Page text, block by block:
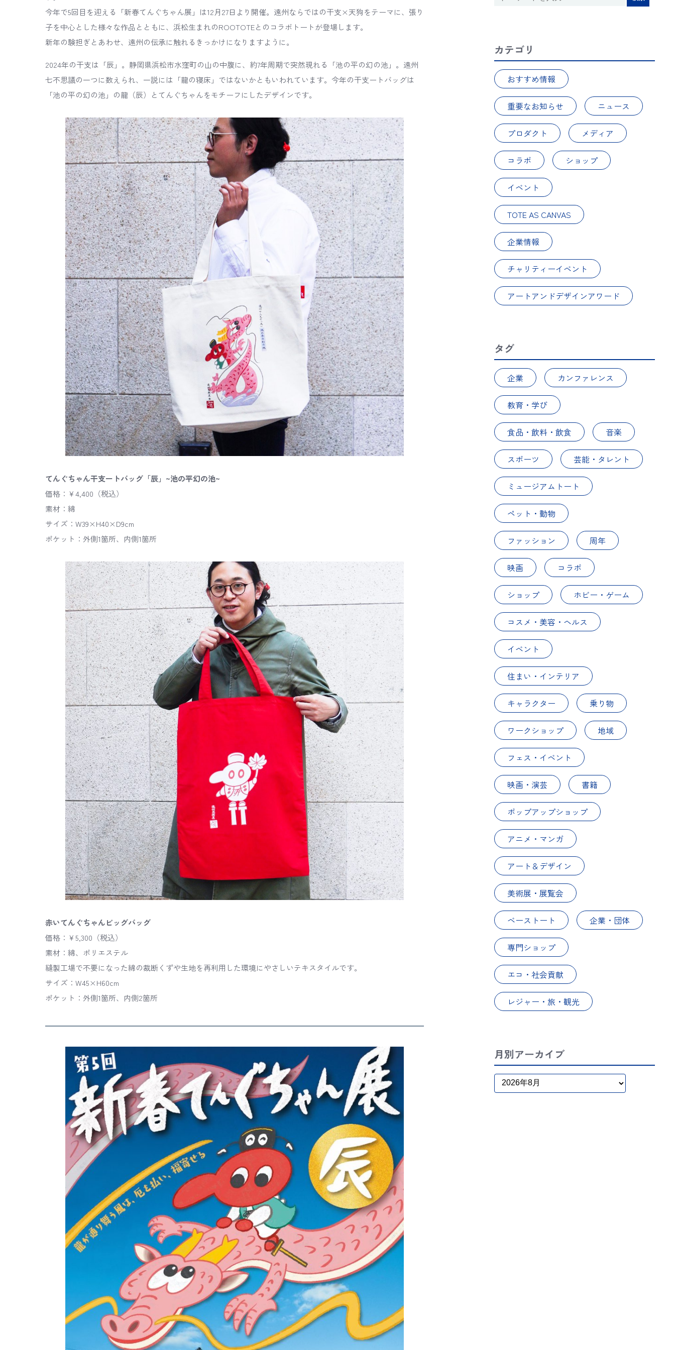
今年で5回目を迎える「新春てんぐちゃん展」は12月27日より開催。遠州ならではの干支×天狗をテーマに、張り
子を中心とした様々な作品とともに、浜松生まれのROOTOTEとのコラボトートが登場します。
新年の験担ぎとあわせ、遠州の伝承に触れるきっかけになりますように。
2024年の干支は「辰」。静岡県浜松市水窪町の山の中腹に、約7年周期で突然現れる「池の平の幻の池」。遠州
七不思議の一つに数えられ、一説には「龍の寝床」ではないかともいわれています。今年の干支ートバッグは
「池の平の幻の池」の龍（辰）とてんぐちゃんをモチーフにしたデザインです。
てんぐちゃん干支ートバッグ「辰」~池の平幻の池~
価格：￥4,400（税込）
素材：綿
サイズ：W39×H40×D9cm
ポケット：外側1箇所、内側1箇所
赤いてんぐちゃんビッグバッグ
価格：￥5,300（税込）
素材：綿、ポリエステル
縫製工場で不要になった綿の裁断くずや生地を再利用した環境にやさしいテキスタイルです。
サイズ：W45×H60cm
ポケット：外側1箇所、内側2箇所
カテゴリ
おすすめ情報
重要なお知らせ ニュース
プロダクト メディア
コラボ ショップ
イベント
TOTE AS CANVAS
企業情報
チャリティーイベント
アートアンドデザインアワード
タグ
企業 カンファレンス
教育・学び
食品・飲料・飲食 音楽
スポーツ 芸能・タレント
ミュージアムトート
ペット・動物
ファッション 周年
映画 コラボ
ショップ ホビー・ゲーム
コスメ・美容・ヘルス
イベント
住まい・インテリア
キャラクター 乗り物
ワークショップ 地域
フェス・イベント
映画・演芸 書籍
ポップアップショップ
アニメ・マンガ
アート＆デザイン
美術展・展覧会
ベーストート 企業・団体
専門ショップ
エコ・社会貢献
レジャー・旅・観光
月別アーカイブ